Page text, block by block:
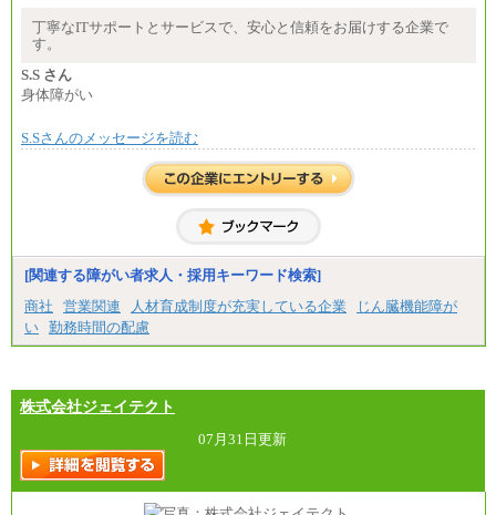
※試用期間中も給与に変更はございません
中途：
丁寧なITサポートとサービスで、安心と信頼をお届けする企業で
す。
S.S さん
身体障がい
S.Sさんのメッセージを読む
[関連する障がい者求人・採用キーワード検索]
商社
営業関連 人材育成制度が充実している企業
じん臓機能障が
い 勤務時間の配慮
株式会社ジェイテクト
07月31日更新